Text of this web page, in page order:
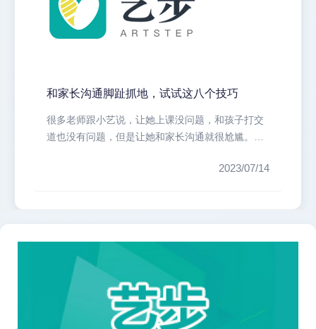
和家长沟通脚趾抓地，试试这八个技巧
很多老师跟小艺说，让她上课没问题，和孩子打交
道也没有问题，但是让她和家长沟通就很尬尴。沟
2023/07/14